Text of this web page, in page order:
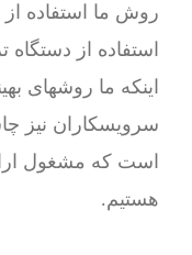
روش ما استفاده از
استفاده از
اینکه ما روشهای
سرویسکاران نیز
است که مشغول
هستیم.